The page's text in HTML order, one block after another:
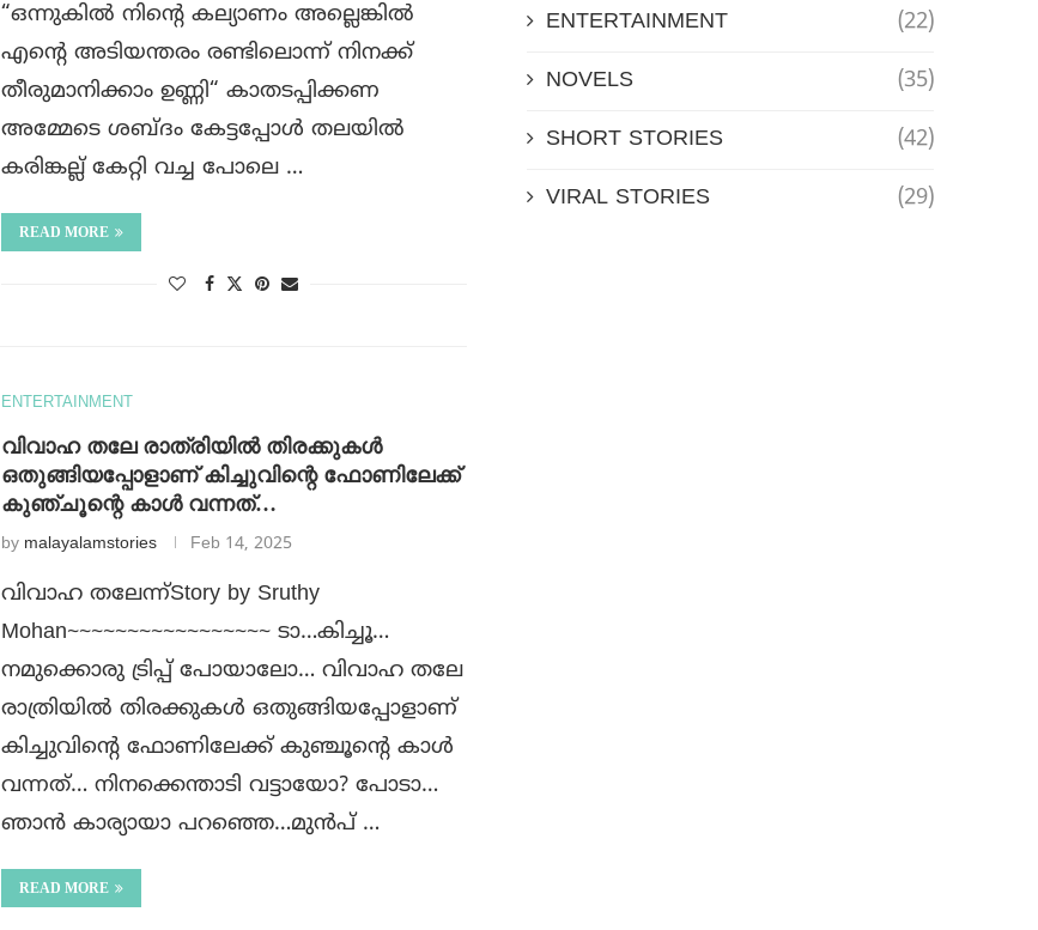
“ഒന്നുകിൽ നിന്റെ കല്യാണം അല്ലെങ്കിൽ
എന്റെ അടിയന്തരം രണ്ടിലൊന്ന് നിനക്ക്
തീരുമാനിക്കാം ഉണ്ണി“ കാതടപ്പിക്കണ
അമ്മേടെ ശബ്ദം കേട്ടപ്പോൾ തലയിൽ
കരിങ്കല്ല് കേറ്റി വച്ച പോലെ …
READ MORE
ENTERTAINMENT
വിവാഹ തലേ രാത്രിയിൽ തിരക്കുകൾ
ഒതുങ്ങിയപ്പോളാണ് കിച്ചുവിന്റെ ഫോണിലേക്ക്
കുഞ്ചൂന്റെ കാൾ വന്നത്…
by malayalamstories Feb 14, 2025
വിവാഹ തലേന്ന്Story by Sruthy
Mohan~~~~~~~~~~~~~~~~~ ടാ…കിച്ചൂ…
നമുക്കൊരു ട്രിപ്പ്‌ പോയാലോ… വിവാഹ തലേ
രാത്രിയിൽ തിരക്കുകൾ ഒതുങ്ങിയപ്പോളാണ്
കിച്ചുവിന്റെ ഫോണിലേക്ക് കുഞ്ചൂന്റെ കാൾ
വന്നത്… നിനക്കെന്താടി വട്ടായോ? പോടാ…
ഞാൻ കാര്യായാ പറഞ്ഞെ…മുൻപ് …
READ MORE
ENTERTAINMENT (22)
NOVELS (35)
SHORT STORIES (42)
VIRAL STORIES (29)